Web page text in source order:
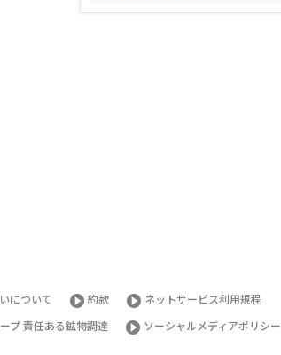
について 約款
ネットサービス利用規程
プ 責任ある鉱物調達
ソーシャルメディアポリシー